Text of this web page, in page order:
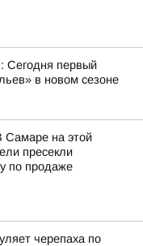
Сегодня первый
в новом сезоне
Самаре на этой
пресекли
по продаже
черепаха по